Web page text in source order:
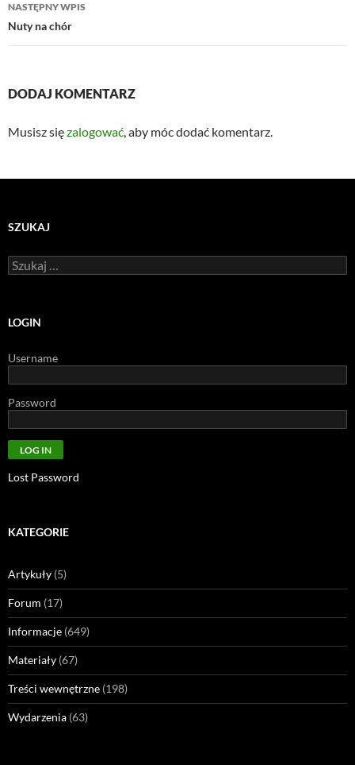
NASTĘPNY WPIS
Nuty na chór
DODAJ KOMENTARZ
Musisz sięzalogować, aby móc dodać komentarz.
SZUKAJ
Szukaj:
LOGIN
Username
Password
Lost Password
KATEGORIE
Artykuły (5)
Forum (17)
Informacje (649)
Materiały (67)
Treści wewnętrzne (198)
Wydarzenia (63)